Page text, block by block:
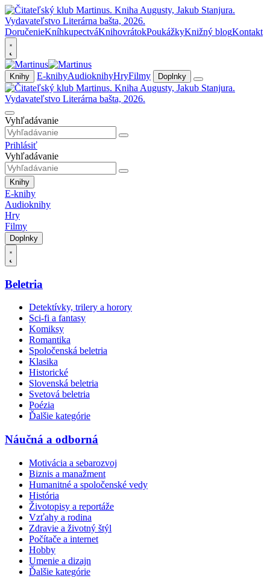
DoručenieKníhkupectváKnihovrátokPoukážkyKnižný blogKontakt
Knihy E-knihyAudioknihyHryFilmy Doplnky
Vyhľadávanie
Prihlásiť
Vyhľadávanie
Knihy
E-knihy
Audioknihy
Hry
Filmy
Doplnky
Beletria
Detektívky, trilery a horory
Sci-fi a fantasy
Komiksy
Romantika
Spoločenská beletria
Klasika
Historické
Slovenská beletria
Svetová beletria
Poézia
Ďalšie kategórie
Náučná a odborná
Motivácia a sebarozvoj
Biznis a manažment
Humanitné a spoločenské vedy
História
Životopisy a reportáže
Vzťahy a rodina
Zdravie a životný štýl
Počítače a internet
Hobby
Umenie a dizajn
Ďalšie kategórie